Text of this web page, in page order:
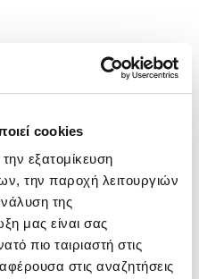
cookies
εξατομίκευση
την παροχή λειτουργιών
της
μας είναι σας
πιο ταιριαστή στις
στις αναζητήσεις